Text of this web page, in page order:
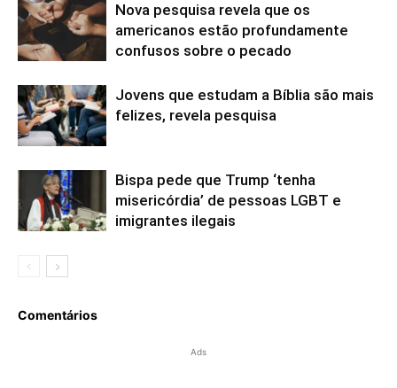
Nova pesquisa revela que os
americanos estão profundamente
confusos sobre o pecado
Jovens que estudam a Bíblia são mais
felizes, revela pesquisa
Bispa pede que Trump ‘tenha
misericórdia’ de pessoas LGBT e
imigrantes ilegais
Comentários
Ads